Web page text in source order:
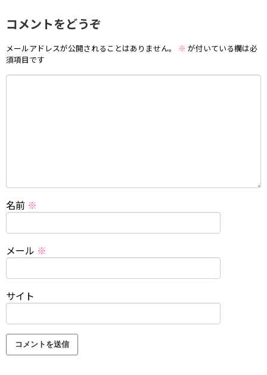
コメントをどうぞ
メールアドレスが公開されることはありません。 ※ が付いている欄は必
須項目です
名前 ※
メール ※
サイト